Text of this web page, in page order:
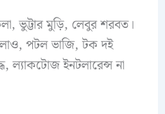
ভুট্টার মুড়ি, লেবুর শরবত।
পটল ভাজি, টক দই
ল্যাকটোজ ইনটলারেন্স না